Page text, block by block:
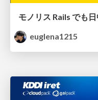
euglena1215